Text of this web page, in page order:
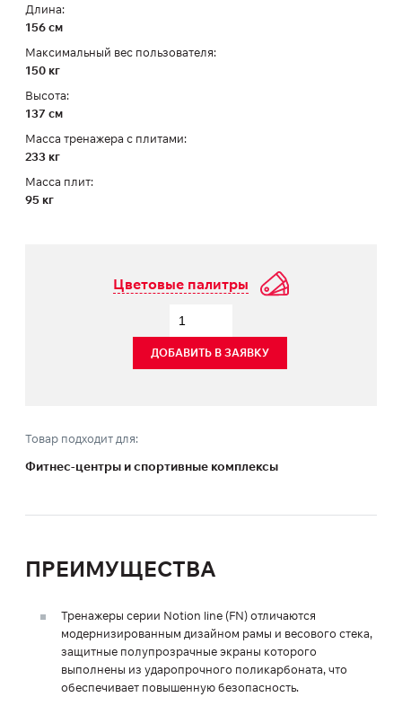
Длина:
156 см
Максимальный вес пользователя:
150 кг
Высота:
137 см
Масса тренажера с плитами:
233 кг
Масса плит:
95 кг
Цветовые палитры
ДОБАВИТЬ В ЗАЯВКУ
Товар подходит для:
Фитнес-центры и спортивные комплексы
ПРЕИМУЩЕСТВА
Тренажеры серии Notion line (FN) отличаются
модернизированным дизайном рамы и весового стека,
защитные полупрозрачные экраны которого
выполнены из ударопрочного поликарбоната, что
обеспечивает повышенную безопасность.